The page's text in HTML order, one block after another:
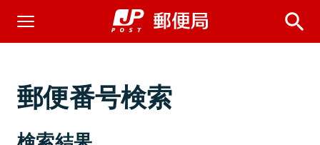
郵便番号検索